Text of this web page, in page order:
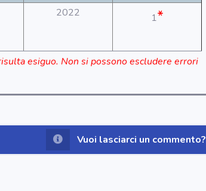
2022 1*
esiguo. Non si possono escludere errori
Vuoi lasciarci un commento?